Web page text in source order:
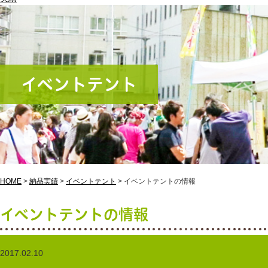
イベントテント
HOME > 納品実績 > イベントテント > イベントテントの情報
イベントテントの情報
2017.02.10